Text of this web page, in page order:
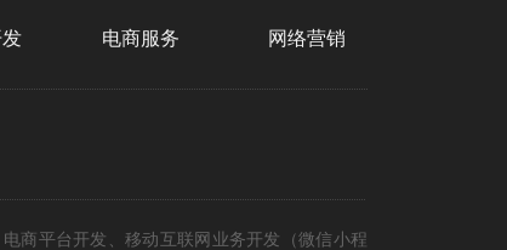
电商服务 网络营销
商平台开发、移动互联网业务开发（微信小程